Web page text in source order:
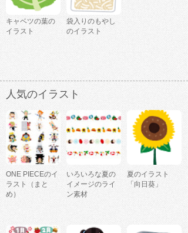
キャベツの葉の
イラスト
袋入りのもやし
のイラスト
人気のイラスト
ONE PIECEのイ
ラスト（まと
め）
いろいろな夏の
イメージのライ
ン素材
夏のイラスト
「向日葵」